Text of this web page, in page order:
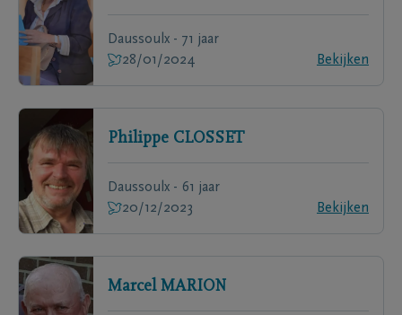
Daussoulx - 71 jaar
28/01/2024
Bekijken
Philippe CLOSSET
Daussoulx - 61 jaar
20/12/2023
Bekijken
Marcel MARION